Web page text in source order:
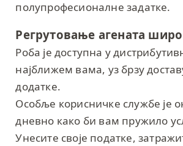
полупрофесионалне задатке.
Регрутовање агената
Роба је доступна у
најближем вама, уз брзу
додатке.
Особље корисничке службе је
дневно како би вам пружило
Унесите своје податке,